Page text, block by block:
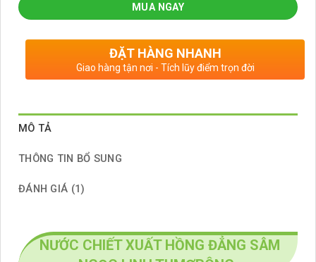
MUA NGAY
ĐẶT HÀNG NHANH
Giao hàng tận nơi - Tích lũy điểm trọn đời
MÔ TẢ
THÔNG TIN BỔ SUNG
ĐÁNH GIÁ (1)
NƯỚC CHIẾT XUẤT HỒNG ĐẲNG SÂM